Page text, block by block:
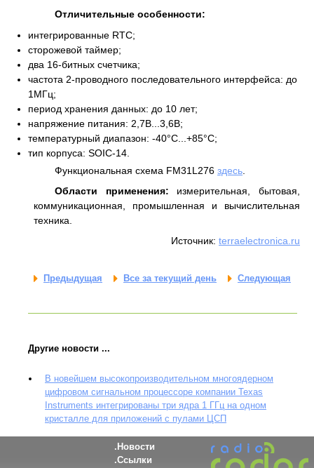
Отличительные особенности:
интегрированные RTC;
сторожевой таймер;
два 16-битных счетчика;
частота 2-проводного последовательного интерфейса: до
1МГц;
период хранения данных: до 10 лет;
напряжение питания: 2,7В...3,6В;
температурный диапазон: -40°C...+85°С;
тип корпуса: SOIC-14.
Функциональная схема FM31L276 здесь
Области применения: измерительная, бытовая,
коммуникационная, промышленная и вычислительная
техника.
Источник: terraelectronica.ru
Предыдущая Все за текущий день Следующая
Другие новости ...
В новейшем высокопроизводительном многоядерном
цифровом сигнальном процессоре компании Texas
Instruments интегрированы три ядра 1 ГГц на одном
кристалле для приложений с пулами ЦСП
Новости
Ссылки